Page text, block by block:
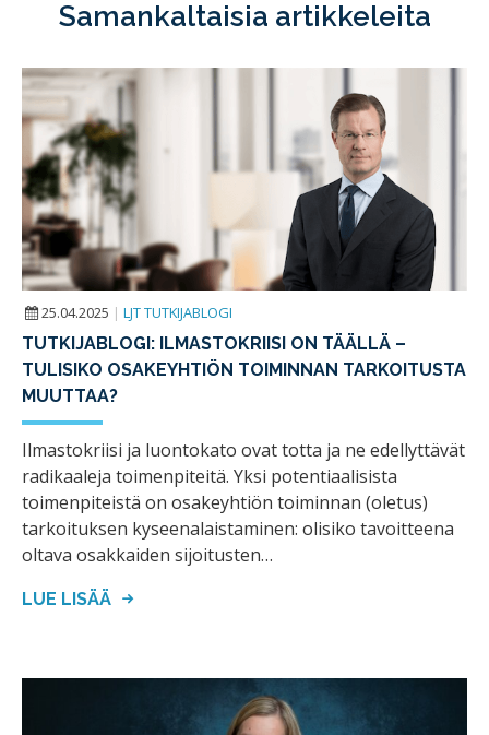
Samankaltaisia artikkeleita
25.04.2025 | LJT TUTKIJABLOGI
TUTKIJABLOGI: ILMASTOKRIISI ON TÄÄLLÄ –
TULISIKO OSAKEYHTIÖN TOIMINNAN TARKOITUSTA
MUUTTAA?
Ilmastokriisi ja luontokato ovat totta ja ne edellyttävät
radikaaleja toimenpiteitä. Yksi potentiaalisista
toimenpiteistä on osakeyhtiön toiminnan (oletus)
tarkoituksen kyseenalaistaminen: olisiko tavoitteena
oltava osakkaiden sijoitusten…
LUE LISÄÄ